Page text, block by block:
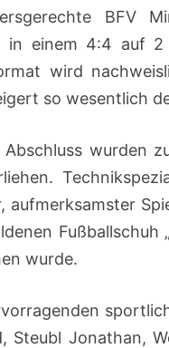
BFV
in einem 4:4 auf 2
wird
so wesentlich
wurden
aufmerksamster
wurde.
Steubl Jonathan,